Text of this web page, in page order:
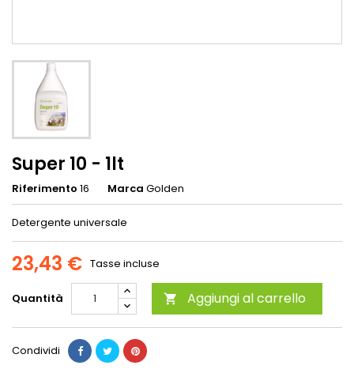
Super 10 - 1lt
Riferimento 16 Marca Golden
Detergente universale
23,43 € Tasse incluse
Quantità  Aggiungi al carrello
Condividi